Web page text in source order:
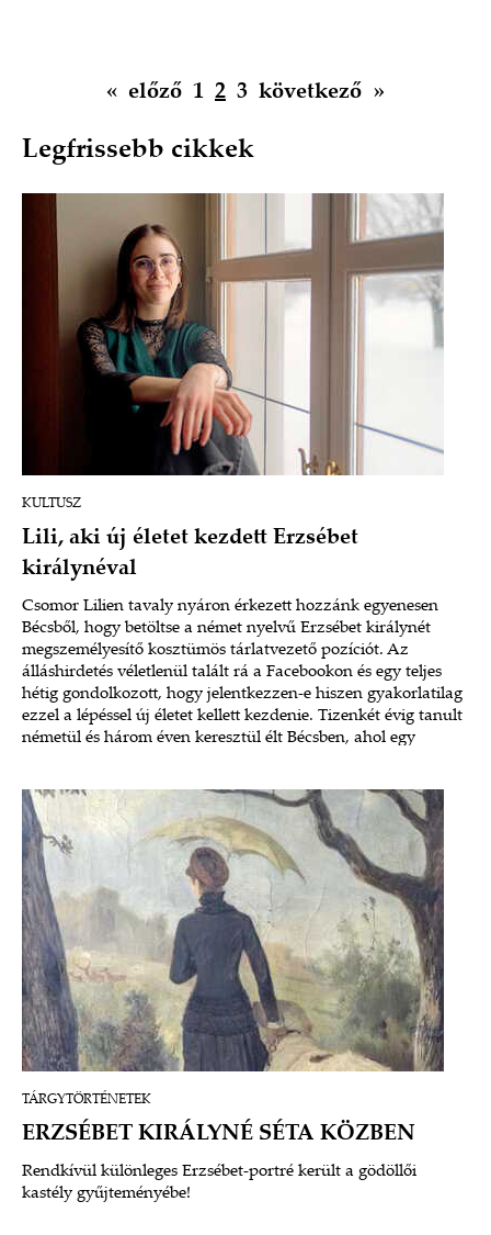
« előző 1 2 3 következő »
Legfrissebb cikkek
KULTUSZ
Lili, aki új életet kezdett Erzsébet
királynéval
Csomor Lilien tavaly nyáron érkezett hozzánk egyenesen
Bécsből, hogy betöltse a német nyelvű Erzsébet királynét
megszemélyesítő kosztümös tárlatvezető pozíciót. Az
álláshirdetés véletlenül talált rá a Facebookon és egy teljes
hétig gondolkozott, hogy jelentkezzen-e hiszen gyakorlatilag
ezzel a lépéssel új életet kellett kezdenie. Tizenkét évig tanult
németül és három éven keresztül élt Bécsben, ahol egy
TÁRGYTÖRTÉNETEK
ERZSÉBET KIRÁLYNÉ SÉTA KÖZBEN
Rendkívül különleges Erzsébet-portré került a gödöllői
kastély gyűjteményébe!